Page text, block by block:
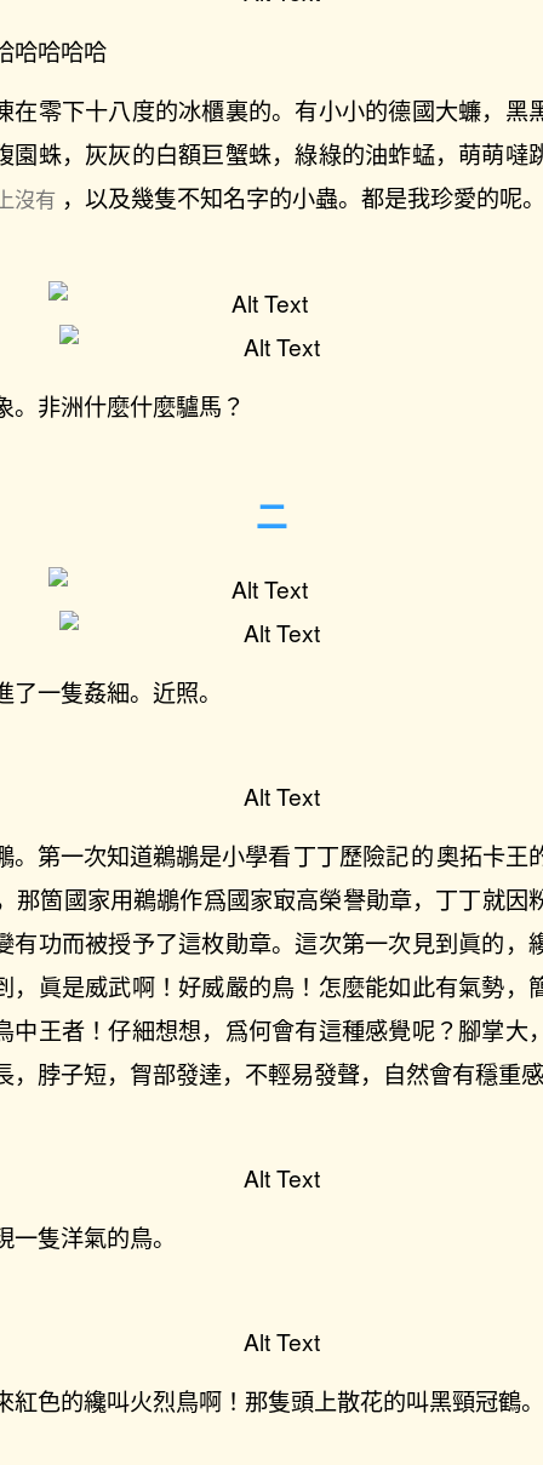
哈哈哈哈
在零下十八度的冰櫃裏的。有小小的德國大蠊，黑
園蛛，灰灰的白額巨蟹蛛，綠綠的油蚱蜢，萌萌噠
沒有 ，以及幾隻不知名字的小蟲。都是我珍愛的呢
。非洲什麼什麼驢馬？
了一隻姦細。近照。
。第一次知道鵜鶘是小學看丁丁歷險記的奧拓卡王
那箇國家用鵜鶘作爲國家㝡高榮譽勛章，丁丁就因
有功而被授予了這枚勛章。這次第一次見到眞的，
，眞是威武啊！好威嚴的鳥！怎麼能如此有氣勢，
中王者！仔細想想，爲何會有這種感覺呢？腳掌大
，脖子短，胷部發達，不輕易發聲，自然會有穩重
一隻洋氣的鳥。
紅色的纔叫火烈鳥啊！那隻頭上散花的叫黑頸冠鶴。